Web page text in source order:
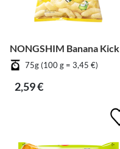
NONGSHIM Banana Kick
75g (100 g = 3,45 €)
2,59 €